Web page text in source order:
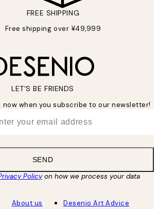
FREE SHIPPING
Free shipping over ¥49,999
LET’S BE FRIENDS
now when you subscribe to our newsletter!
SEND
Policyon how we process your data
About us
Desenio Art Advice